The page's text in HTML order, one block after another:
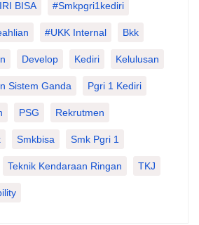
BISA #smkpgri1kediri
#UKK Internal Bkk
Develop Kediri Kelulusan
Sistem Ganda Pgri 1 Kediri
PSG Rekrutmen
Smkbisa Smk Pgri 1
Teknik Kendaraan Ringan TKJ